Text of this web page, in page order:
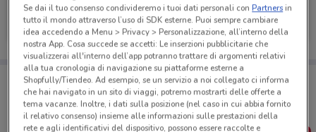
Lidl
Scade mercoledì 1.1 km
Porta DoveConviene sempre con te!
Puoi trovare le migliori offerte dei negozi vicino a te,
salvarle e creare la tua lista del risparmio, comodamente
dal tuo cellulare.
Se dai il tuo consenso condivideremo i tuoi dati personali conPartnersin
tutto il mondo attraverso l’uso di SDK esterne. Puoi sempre cambiare
idea accedendo a Menu > Privacy > Personalizzazione, all’interno della
nostra App. Cosa succede se accetti: Le inserzioni pubblicitarie che
visualizzerai all'interno dell’app potranno trattare di argomenti relativi
alla tua cronologia di navigazione su piattaforme esterne a
Shopfully/Tiendeo. Ad esempio, se un servizio a noi collegato ci informa
che hai navigato in un sito di viaggi, potremo mostrarti delle offerte a
tema vacanze. Inoltre, i dati sulla posizione (nel caso in cui abbia fornito
il relativo consenso) insieme alle informazioni sulle prestazioni della
rete e agli identificativi del dispositivo, possono essere raccolte e